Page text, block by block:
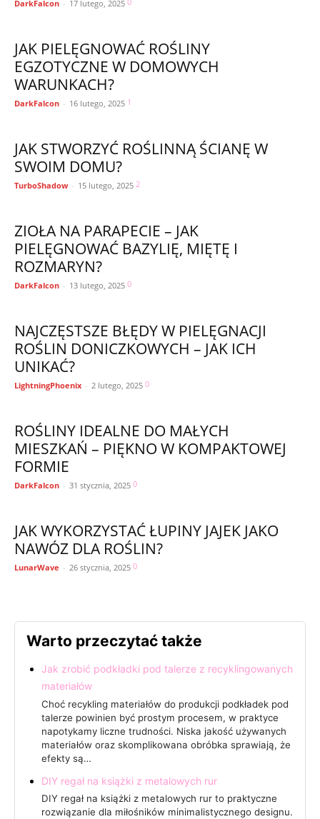
DarkFalcon - 17 lutego, 2025
JAK PIELĘGNOWAĆ ROŚLINY
EGZOTYCZNE W DOMOWYCH
WARUNKACH?
DarkFalcon - 16 lutego, 2025 1
JAK STWORZYĆ ROŚLINNĄ ŚCIANĘ W
SWOIM DOMU?
TurboShadow - 15 lutego, 2025 2
ZIOŁA NA PARAPECIE – JAK
PIELĘGNOWAĆ BAZYLIĘ, MIĘTĘ I
ROZMARYN?
DarkFalcon - 13 lutego, 2025 0
NAJCZĘSTSZE BŁĘDY W PIELĘGNACJI
ROŚLIN DONICZKOWYCH – JAK ICH
UNIKAĆ?
LightningPhoenix - 2 lutego, 2025 0
ROŚLINY IDEALNE DO MAŁYCH
MIESZKAŃ – PIĘKNO W KOMPAKTOWEJ
FORMIE
DarkFalcon - 31 stycznia, 2025 0
JAK WYKORZYSTAĆ ŁUPINY JAJEK JAKO
NAWÓZ DLA ROŚLIN?
LunarWave - 26 stycznia, 2025 0
Warto przeczytać także
Jak zrobić podkładki pod talerze z recyklingowanych
materiałów
Choć recykling materiałów do produkcji podkładek pod
talerze powinien być prostym procesem, w praktyce
napotykamy liczne trudności. Niska jakość używanych
materiałów oraz skomplikowana obróbka sprawiają, że
efekty są…
DIY regał na książki z metalowych rur
DIY regał na książki z metalowych rur to praktyczne
rozwiązanie dla miłośników minimalistycznego designu.